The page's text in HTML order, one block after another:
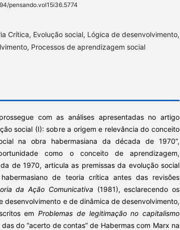
pensando.vol15i36.5774
Crítica, Evolução social, Lógica de desenvolvimento,
Processos de aprendizagem social
com as análises apresentadas no artigo
social (I): sobre a origem e relevância do conceito
na obra habermasiana da década de 1970”,
como o conceito de aprendizagem,
de 1970, articula as premissas da evolução social
de teoria crítica antes das revisões
da Ação Comunicativa (1981), esclarecendo os
desenvolvimento e de dinâmica de desenvolvimento,
emProblemas de legitimação no capitalismo
do “acerto de contas” de Habermas com Marx na